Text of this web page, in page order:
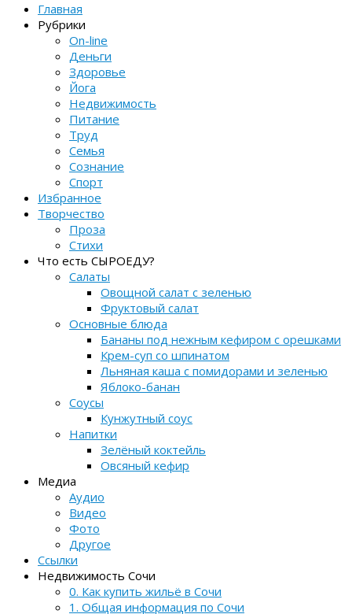
Главная
Рубрики
On-line
Деньги
Здоровье
Йога
Недвижимость
Питание
Труд
Семья
Сознание
Спорт
Избранное
Творчество
Проза
Стихи
Что есть СЫРОЕДУ?
Салаты
Овощной салат с зеленью
Фруктовый салат
Основные блюда
Бананы под нежным кефиром с орешками
Крем-суп со шпинатом
Льняная каша с помидорами и зеленью
Яблоко-банан
Соусы
Кунжутный соус
Напитки
Зелёный коктейль
Овсяный кефир
Медиа
Аудио
Видео
Фото
Другое
Ссылки
Недвижимость Сочи
0. Как купить жильё в Сочи
1. Общая информация по Сочи